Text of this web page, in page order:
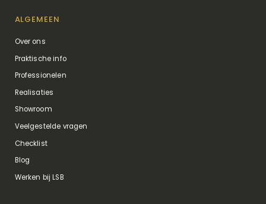
ALGEMEEN
Over ons
Praktische info
Professionelen
Realisaties
Showroom
Veelgestelde vragen
Checklist
Blog
Werken bij LSB